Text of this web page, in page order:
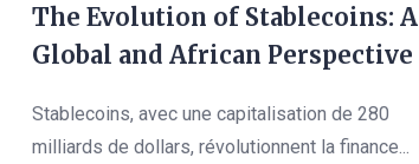
The Evolution of Stablecoins: A
Global and African Perspective
Stablecoins, avec une capitalisation de 280
milliards de dollars, révolutionnent la finance...